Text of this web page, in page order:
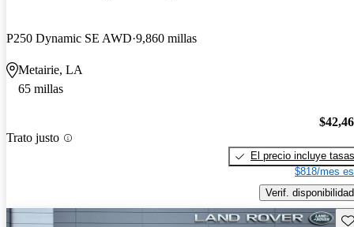
P250 Dynamic SE AWD 9,860 millas
Metairie, LA
65 millas
Trato justo
El precio incluye tasas
$818/mes
Verif. disponibilidad